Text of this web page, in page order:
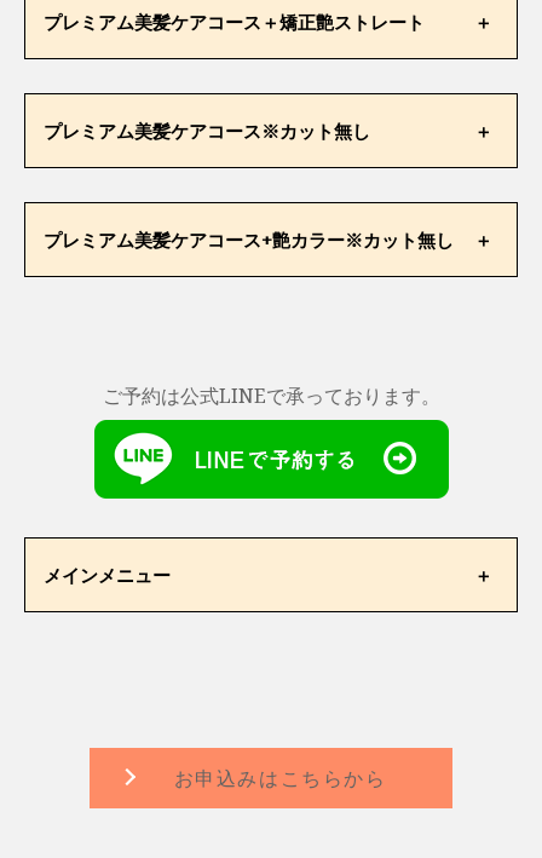
限定価格
¥11,000
通常価格
ご新規様
プレミアム美髪ケアコース＋矯正艶ストレート
通常価格
ご新規様
プレミアム美髪ケアコース※カット無し
¥16,500 ¥9,900
プレミアム美髪ケアコース+艶カラー※カット無し
通常価格
ご新規様
¥27,500 ¥13,750
ご予約は公式LINEで承っております。
メインメニュー
メニュー名 通常価格
お申込みはこちらから